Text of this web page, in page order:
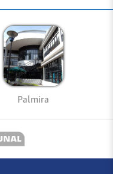
Palmira